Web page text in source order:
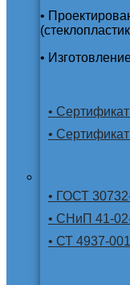
•
•
•
•
• ГОСТ
• СНиП 41-
• СТ 4937-